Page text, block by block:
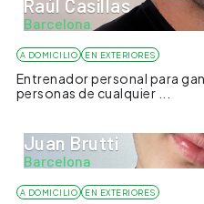
Raúl Casillas
Barcelona
A DOMICILIO EN EXTERIORES
Entrenador personal para
personas de cualquier ...
Juan Brutti
Barcelona
A DOMICILIO EN EXTERIORES